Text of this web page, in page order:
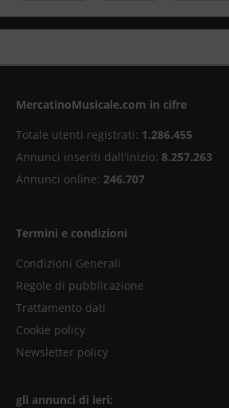
MercatinoMusicale.com in cifre
Totale utenti registrati: 1.286.455
Annunci inseriti dall'inizio: 8.257.263
Annunci online: 246.707
Termini e condizioni
Condizioni Generali
Regole di pubblicazione
Trattamento dati
Cookie policy
Newsletter policy
gli annunci di ieri: